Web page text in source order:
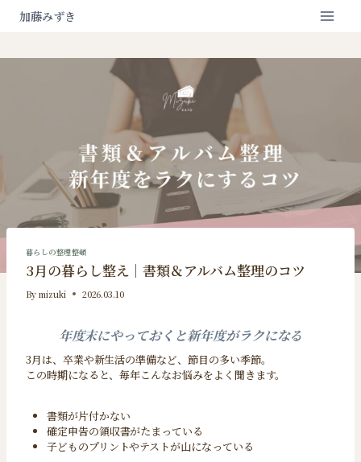
加藤みずき
暮らしの整理整頓
3月の暮らし整え｜書類＆アルバム整理のコツ
By mizuki 2026.03.10
年度末にやっておくと新年度がラクになる
3月は、卒業や新生活の準備など、節目の多い季節。
この時期になると、毎年こんなお悩みをよく聞きます。
書類が片付かない
確定申告の領収書がたまっている
子どものプリントやテストが山になっている